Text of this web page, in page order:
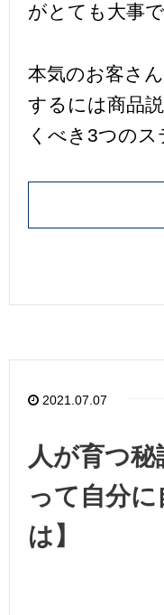
がとても大事で
本気のお客さ
するには商品
くべき3つのス
2021.07.07
人が育つ
って自分に
は】